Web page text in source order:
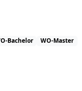
Bachelor
WO-Master